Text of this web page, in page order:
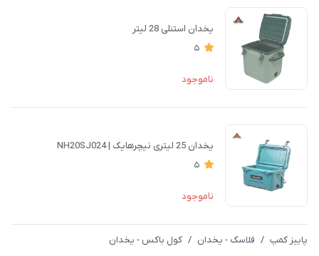
یخدان استنلی 28 لیتر
5
ناموجود
یخدان 25 لیتری نیچرهایک | NH20SJ024
5
ناموجود
پاییز کمپ / فلاسک - یخدان / کول باکس - یخدان